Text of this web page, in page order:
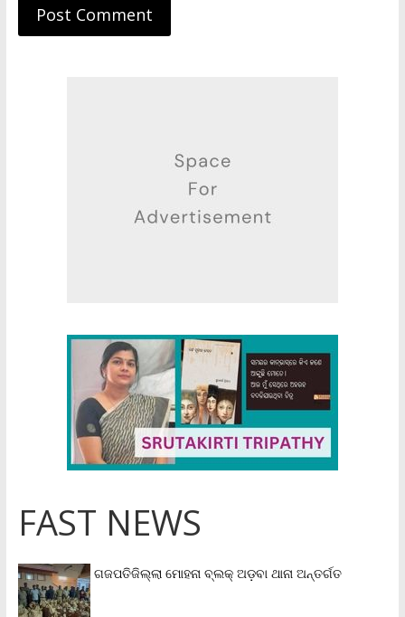
FAST NEWS
ଗଜପତିଜିଲ୍ଲା ମୋହନା ବ୍ଲକ୍‌ ଅଡ଼ବା ଥାନା ଅନ୍ତର୍ଗତ